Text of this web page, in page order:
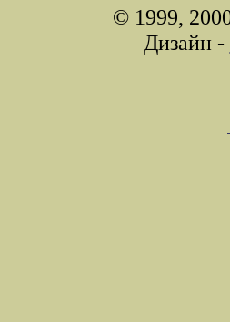
© 1999,
Дизайн -